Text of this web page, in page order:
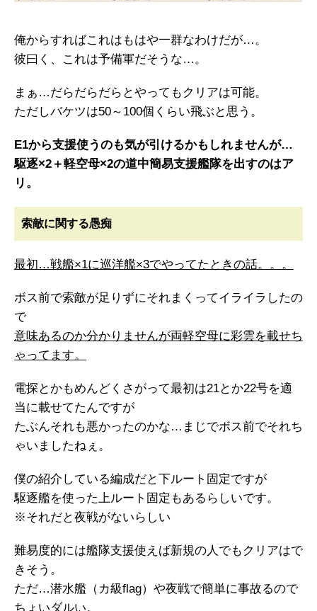
俺からすればこれはもはや一群なわけだが…。
彼曰く、これは予備軍だそうな…。
まぁ…だらだらだらとやってもクリアは可能。
ただしバケツは50～100個くらい飛ぶと思う。
E1から支援使うのも気が引けるかもしれませんが…
駆逐×2＋軽空母×2の道中簡易支援艦隊を出すのはア
リ。
索敵に関する愚痴
最初…戦艦×1に巡洋艦×3でやってたときの話。。。
ボス前で索敵が足りずにそれまくってイライラしたの
で
意味あるのか分かりませんが両軽空母に彩雲を載せち
ゃってます。
電探とかもめんどくさがって最初は21とか22号を適
当に載せてたんですが
たぶんそれも悪かったのかな…まじでボス前でそれち
ゃいましたねぇ。
僕の紹介している編成だと下ルート固定ですが
駆逐艦を使った上ルート固定もあるらしいです。
※それだと夜戦がないらしい
難易度的には艦隊支援使えば新規の人でもクリアはで
きそう。
ただ…潜水艦（カ級flag）や夜戦で簡単に事故るので
ちょいダルい。